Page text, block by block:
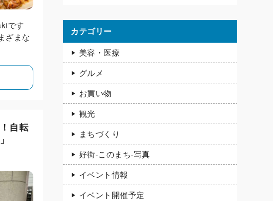
です
ざまな
自転
カテゴリー
美容・医療
グルメ
お買い物
観光
まちづくり
好街-このまち-写真
イベント情報
イベント開催予定